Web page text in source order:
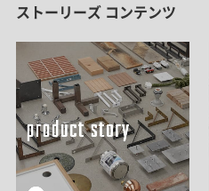
ストーリーズ コンテンツ